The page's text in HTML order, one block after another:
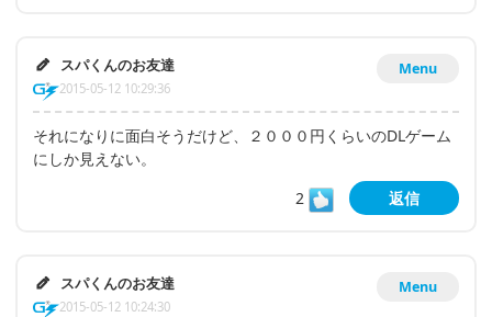
Menu
スパくんのお友達
2015-05-12 10:29:36
それになりに面白そうだけど、２０００円くらいのDLゲーム
にしか見えない。
2
返信
Menu
スパくんのお友達
2015-05-12 10:24:30